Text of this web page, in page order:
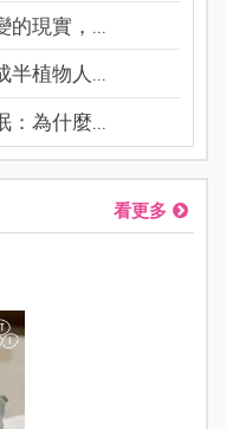
的現實，...
半植物人...
：為什麼...
看更多